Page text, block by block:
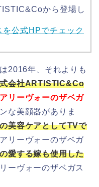
から登場し
を公式HPでチェック
2016年、それよりも
会社ARTISTIC&Co
アリーヴォーのザベガ
な美顔器がありま
美容ケアとしてTVで
リーヴォーのザベガ
愛する嫁も使用した
ーヴォーのザベガス